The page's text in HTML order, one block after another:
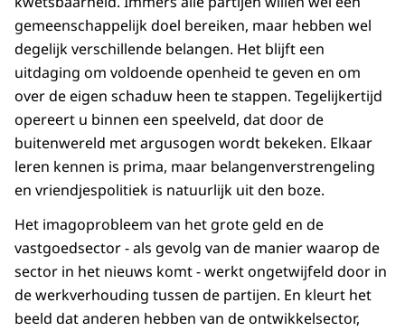
gemeenschappelijk doel bereiken, maar hebben wel
degelijk verschillende belangen. Het blijft een
uitdaging om voldoende openheid te geven en om
over de eigen schaduw heen te stappen. Tegelijkertijd
opereert u binnen een speelveld, dat door de
buitenwereld met argusogen wordt bekeken. Elkaar
leren kennen is prima, maar belangenverstrengeling
en vriendjespolitiek is natuurlijk uit den boze.
Het imagoprobleem van het grote geld en de
vastgoedsector - als gevolg van de manier waarop de
sector in het nieuws komt - werkt ongetwijfeld door in
de werkverhouding tussen de partijen. En kleurt het
beeld dat anderen hebben van de ontwikkelsector,